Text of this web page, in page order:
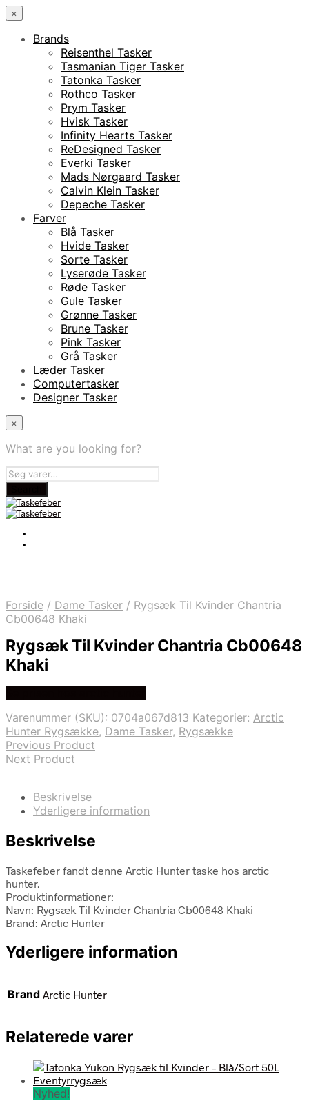
×
Brands
Reisenthel Tasker
Tasmanian Tiger Tasker
Tatonka Tasker
Rothco Tasker
Prym Tasker
Hvisk Tasker
Infinity Hearts Tasker
ReDesigned Tasker
Everki Tasker
Mads Nørgaard Tasker
Calvin Klein Tasker
Depeche Tasker
Farver
Blå Tasker
Hvide Tasker
Sorte Tasker
Lyserøde Tasker
Røde Tasker
Gule Tasker
Grønne Tasker
Brune Tasker
Pink Tasker
Grå Tasker
Læder Tasker
Computertasker
Designer Tasker
×
What are you looking for?
Forside / Dame Tasker / Rygsæk Til Kvinder Chantria
Cb00648 Khaki
Rygsæk Til Kvinder Chantria Cb00648
Khaki
Varenummer (SKU): 0704a067d813 Kategorier: Arctic
Hunter Rygsække, Dame Tasker, Rygsække
Previous Product
Next Product
Beskrivelse
Yderligere information
Beskrivelse
Taskefeber fandt denne Arctic Hunter taske hos arctic
hunter.
Produktinformationer:
Navn: Rygsæk Til Kvinder Chantria Cb00648 Khaki
Brand: Arctic Hunter
Yderligere information
Brand Arctic Hunter
Relaterede varer
Nyhed!